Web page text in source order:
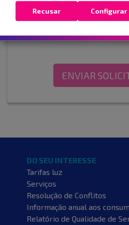
Presto o meu
ENVIAR
DO SEU INTERESSE
Tarifas luz
Serviços
Resolução de Conflitos
Informação anual aos
Relatório de Qualidade de
Recusar Configurar